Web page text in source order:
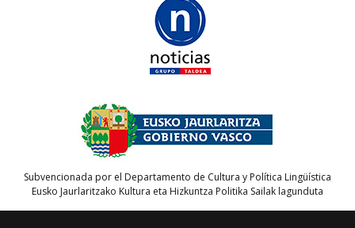
Subvencionada por el Departamento de Cultura y Política Lingüística
Eusko Jaurlaritzako Kultura eta Hizkuntza Politika Sailak lagunduta